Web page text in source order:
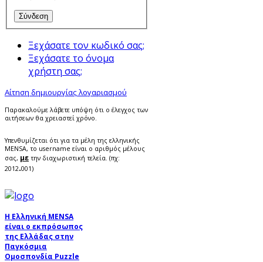
Ξεχάσατε τον κωδικό σας;
Ξεχάσατε το όνομα
χρήστη σας;
Αίτηση δημιουργίας λογαριασμού
Παρακαλούμε λάβετε υπόψη ότι ο έλεγχος των
αιτήσεων θα χρειαστεί χρόνο.
Υπενθυμίζεται ότι για τα μέλη της ελληνικής
MENSA, το username είναι ο αριθμός μέλους
σας, με την διαχωριστική τελεία. (πχ:
2012.001)
Η Ελληνική MENSA
είναι ο εκπρόσωπος
της Ελλάδας στην
Παγκόσμια
Ομοσπονδία Puzzle